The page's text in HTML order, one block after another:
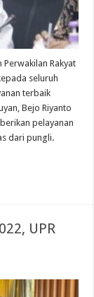
Perwakilan Rakyat
seluruh
terbaik
Bejo Riyanto
pelayanan
dari pungli.
UPR